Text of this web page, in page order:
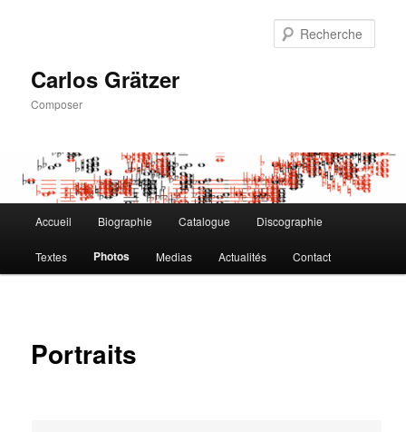
Carlos Grätzer
Composer
Accueil Biographie Catalogue Discographie
Textes Photos Medias Actualités Contact
Portraits